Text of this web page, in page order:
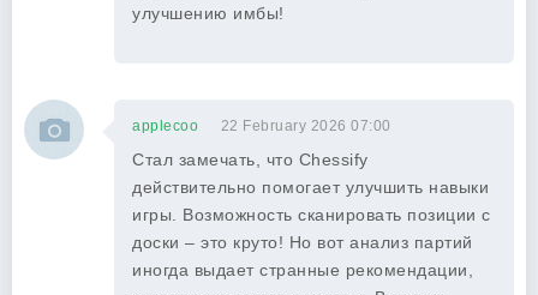
улучшению имбы!
applecoo 22 February 2026 07:00
Стал замечать, что Chessify
действительно помогает улучшить навыки
игры. Возможность сканировать позиции с
доски – это круто! Но вот анализ партий
иногда выдает странные рекомендации,